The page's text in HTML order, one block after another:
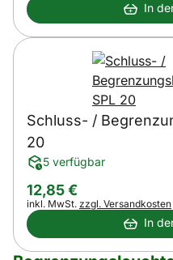
In
Schluss- /
20
5 verfügbar
12,85€
Steuerhinweis:
inkl. MwSt. zzgl. Versandkosten
In